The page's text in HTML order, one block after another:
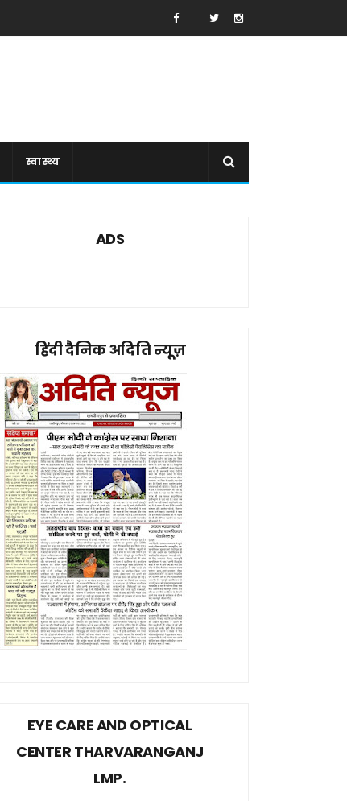
स्वास्थ्य
ADS
हिंदी दैनिक अदिति न्यूज़
EYE CARE AND OPTICAL
CENTER THARVARANGANJ
LMP.